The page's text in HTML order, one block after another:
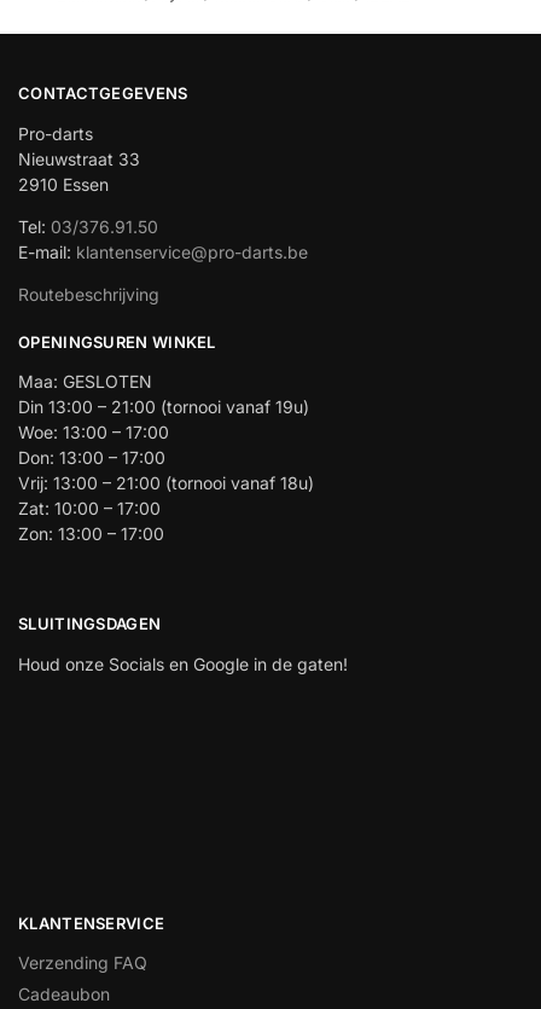
CONTACTGEGEVENS
Pro-darts
Nieuwstraat 33
2910 Essen
Tel: 03/376.91.50
E-mail: klantenservice@pro-darts.be
Routebeschrijving
OPENINGSUREN WINKEL
Maa: GESLOTEN
Din 13:00 – 21:00 (tornooi vanaf 19u)
Woe: 13:00 – 17:00
Don: 13:00 – 17:00
Vrij: 13:00 – 21:00 (tornooi vanaf 18u)
Zat: 10:00 – 17:00
Zon: 13:00 – 17:00
SLUITINGSDAGEN
Houd onze Socials en Google in de gaten!
KLANTENSERVICE
Verzending FAQ
Cadeaubon